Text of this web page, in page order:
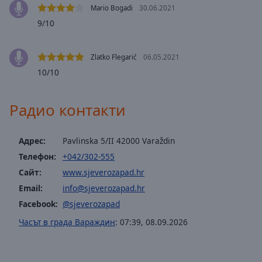
off
,
selected
Track
Fullscreen
This
modal
window.
dialog
Mario Bogadi 30.06.2021
9/10
Zlatko Flegarić 06.05.2021
10/10
Радио контакти
Адрес:
Pavlinska 5/II 42000 Varaždin
Телефон:
+042/302-555
Сайт:
www.sjeverozapad.hr
Email:
info@sjeverozapad.hr
Facebook: @sjeverozapad
Часът в града Вараждин: 07:39, 08.09.2026